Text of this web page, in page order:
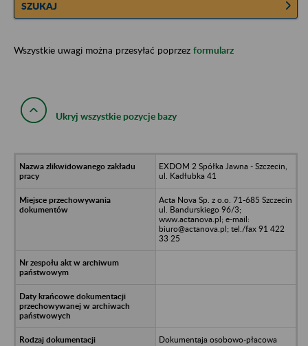
SZUKAJ
Wszystkie uwagi można przesyłać poprzez formularz
Ukryj wszystkie pozycje bazy
EXDOM 2 Spółka Jawna - Szczecin,
ul. Kadłubka 41
Acta Nova Sp. z o.o. 71-685 Szczecin
ul. Bandurskiego 96/3;
www.actanova.pl; e-mail:
biuro@actanova.pl; tel./fax 91 422
33 25
Dokumentaja osobowo-płacowa